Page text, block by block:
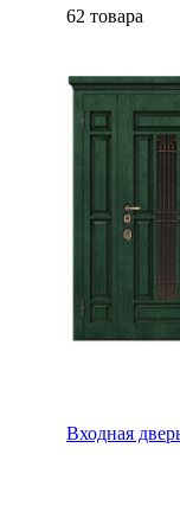
62 товара
Входная